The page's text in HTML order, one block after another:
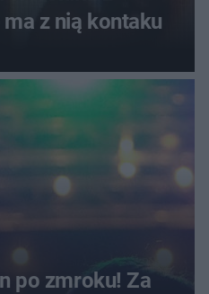
z nią kontaku
po zmroku! Za